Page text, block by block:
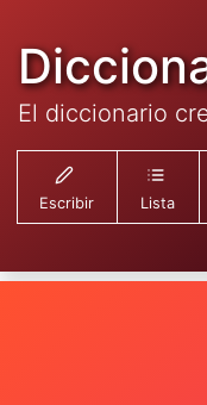
El diccionario
Escribir Lista